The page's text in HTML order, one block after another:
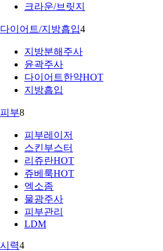
크라운/브릿지
다이어트/지방흡입4
지방분해주사
윤곽주사
다이어트한약HOT
지방흡입
피부8
피부레이저
스킨부스터
리쥬란HOT
쥬베룩HOT
엑소좀
물광주사
피부관리
LDM
시력4